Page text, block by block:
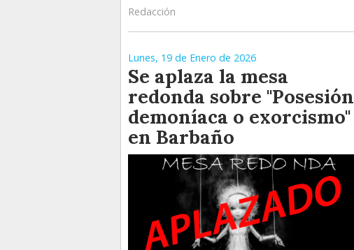
Redacción
Lunes, 19 de Enero de 2026
Se aplaza la mesa
redonda sobre "Posesión
demoníaca o exorcismo"
en Barbaño